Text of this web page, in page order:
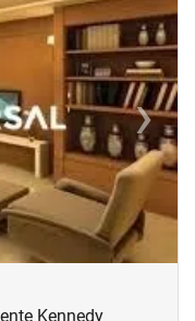
›Next
Kennedy